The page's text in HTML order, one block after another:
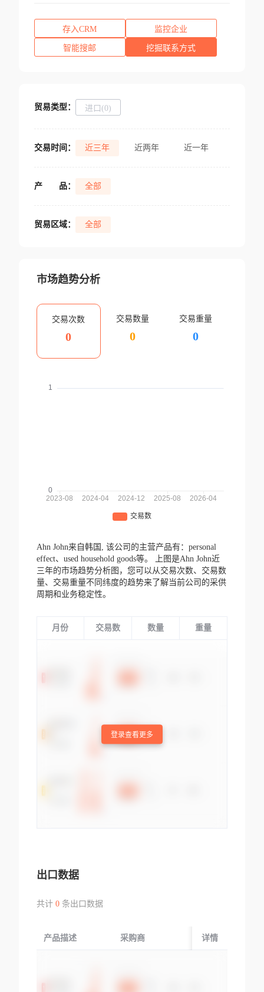
存入CRM 监控企业
智能搜邮 挖掘联系方式
贸易类型： 进口(0)
交易时间： 近三年 近两年 近一年
产 品： 全部
贸易区域： 全部
市场趋势分析
交易次数
0
交易数量
0
交易重量
0
Ahn John来自韩国, 该公司的主营产品有：personal
effect、used household goods等。
上图是Ahn John近
三年的市场趋势分析图，您可以从交易次数、交易数
量、交易重量不同纬度的趋势来了解当前公司的采供
周期和业务稳定性。
月份 交易数 数量 重量
登录查看更多
出口数据
共计 0条出口数据
产品描述 采购商 起运国/地区
详情